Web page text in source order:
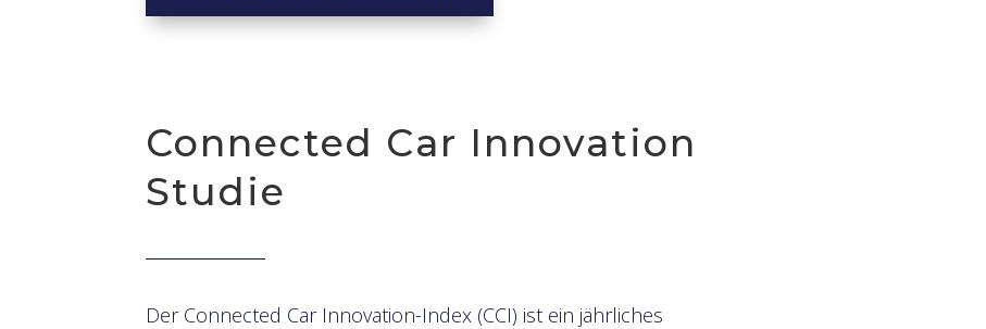
Connected Car Innovation
Studie
Der Connected Car Innovation-Index (CCI) ist ein jährliches